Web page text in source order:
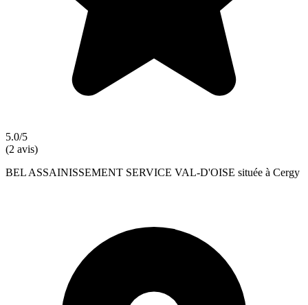
5.0/5
(2 avis)
BEL ASSAINISSEMENT SERVICE VAL-D'OISE située à Cergy